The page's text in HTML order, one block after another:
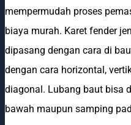
mempermudah proses
biaya murah. Karet fender
dipasang dengan cara di
dengan cara horizontal,
diagonal. Lubang baut bisa
bawah maupun samping